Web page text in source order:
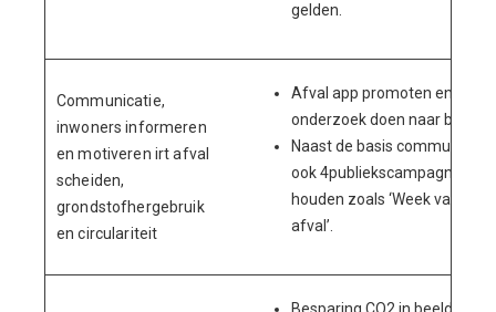
gelden.
Communicatie,
inwoners informeren
en motiveren irt afval
scheiden,
grondstofhergebruik
en circulariteit
Afval app promoten en
onderzoek doen naar bereik;
Naast de basis communicatie
ook 4publiekscampagnes
houden zoals ‘Week van het
afval’.